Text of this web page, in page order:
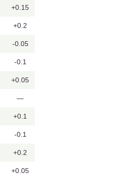
+0.15
+0.2
-0.05
-0.1
+0.05
—
+0.1
-0.1
+0.2
+0.05